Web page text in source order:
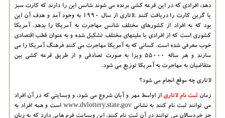
دهد، افرادی که در این قرعه کشی برنده می شوند شانس این را دارند که کارت سبز
یا گرین کارت را دریافت کنند .لاتاری
از سال 1990 به وجود آمد و هدف آن این
بود که به افراد از کشورهای مختلف شانس مهاجرت به آمریکا را بدهد. آمریکا
کشوری است که از افرادی با ملیتهای مختلف تشکیل شده و به عنوان قطب اقتصادی
خوب معرفی شده است. کسانی که به آمریکا مهاجرت می کنند فرهنگ آمریکا را می
سازند و هر ساله 55000 ویزا به صورت تصادفی و از طریق
قرعه کشی بین
متقاضیان به مهاجرت به آمریکا توزیع می شود.
لاتاری چه موقع انجام می شود؟
زمانثبت نام لاتاری از اواسط مهر و آبان شروع می شود، و وبسایتی که در آن افراد
می توانند ثبت نام کنند به نشانی www.dvlottery.state.gov است و همه افراد به
جز خردسالان می توانند در آن ثبت نام کنند، این وبسایت فرم هایی دارد که به زبان